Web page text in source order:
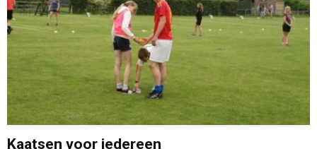
Kaatsen voor iedereen